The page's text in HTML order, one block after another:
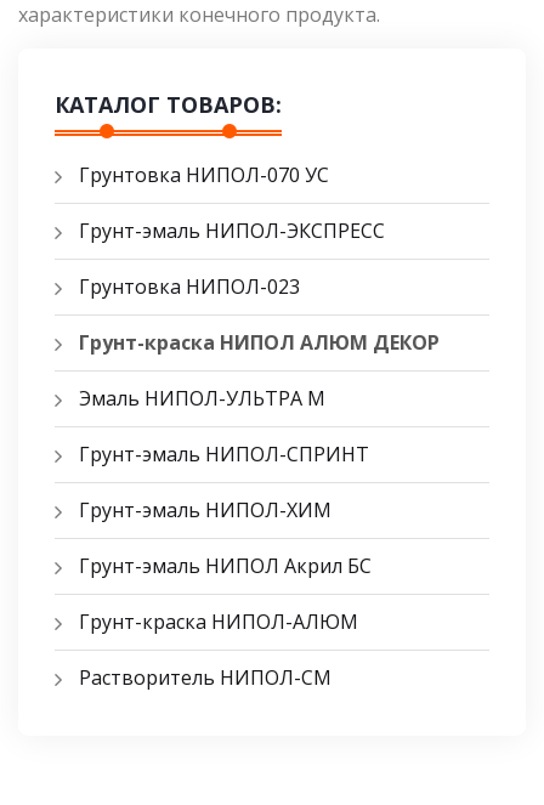
характеристики конечного продукта.
КАТАЛОГ ТОВАРОВ:
Грунтовка НИПОЛ-070 УС
Грунт-эмаль НИПОЛ-ЭКСПРЕСС
Грунтовка НИПОЛ-023
Грунт-краска НИПОЛ АЛЮМ ДЕКОР
Эмаль НИПОЛ-УЛЬТРА М
Грунт-эмаль НИПОЛ-СПРИНТ
Грунт-эмаль НИПОЛ-ХИМ
Грунт-эмаль НИПОЛ Акрил БС
Грунт-краска НИПОЛ-АЛЮМ
Растворитель НИПОЛ-СМ